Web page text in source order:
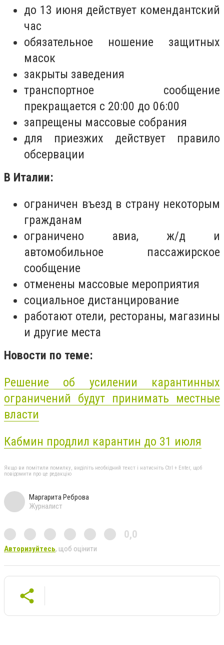
до 13 июня действует комендантский
час
обязательное ношение защитных
масок
закрыты заведения
транспортное сообщение
прекращается с 20:00 до 06:00
запрещены массовые собрания
для приезжих действует правило
обсервации
В Италии:
ограничен въезд в страну некоторым
гражданам
ограничено авиа, ж/д и
автомобильное пассажирское
сообщение
отменены массовые мероприятия
социальное дистанцирование
работают отели, рестораны, магазины
и другие места
Новости по теме:
Решение об усилении карантинных
ограничений будут принимать местные
власти
Кабмин продлил карантин до 31 июля
Якщо ви помітили помилку, виділіть необхідний текст і натисніть Ctrl + Enter, щоб
повідомити про це редакцію
Маргарита Реброва
Журналист
0,0
Авторизуйтесь, щоб оцінити